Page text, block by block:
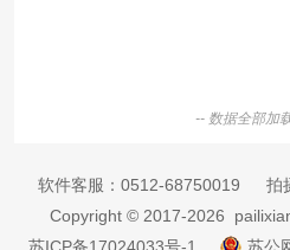
-- 数据全部加
软件客服： 0512-68750019 拍
Copyright © 2017-2026
苏ICP备17024033号-1
苏公